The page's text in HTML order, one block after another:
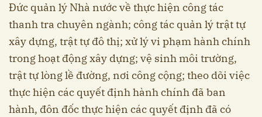
Đức quản lý Nhà nước về thực hiện công tác
thanh tra chuyên ngành; công tác quản lý trật tự
xây dựng, trật tự đô thị; xử lý vi phạm hành chính
trong hoạt động xây dựng; vệ sinh môi trường,
trật tự lòng lề đường, nơi công cộng; theo dõi việc
thực hiện các quyết định hành chính đã ban
hành, đôn đốc thực hiện các quyết định đã có